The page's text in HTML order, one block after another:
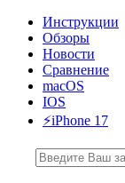
Инструкции
Обзоры
Новости
Сравнение
macOS
IOS
⚡️iPhone 17